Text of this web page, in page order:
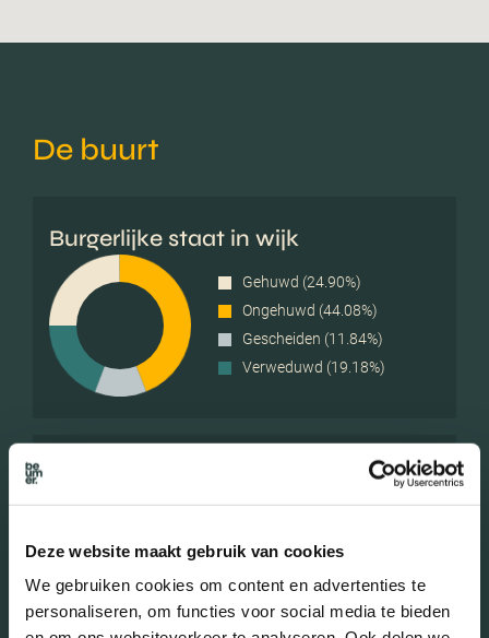
Deze website maakt gebruik van cookies
We gebruiken cookies om content en advertenties te
personaliseren, om functies voor social media te bieden
De buurt
Burgerlijke staat in wijk
Gehuwd (24.90%)
Ongehuwd (44.08%)
Gescheiden (11.84%)
Verweduwd (19.18%)
0 - 15 jaar (10.61%)
25 - 45 jaar (27.35%)
45 - 65 jaar (18.37%)
65+ jaar (35.92%)